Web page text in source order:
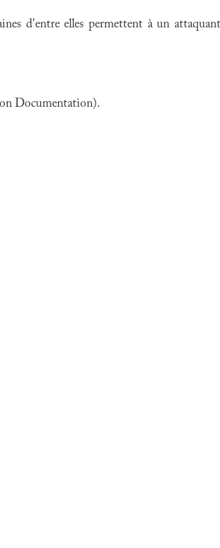
d'entre elles permettent à un
Documentation).